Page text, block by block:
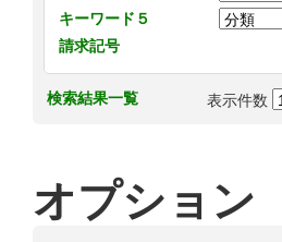
キーワード５
請求記号
検索結果一覧 表示件数
オプション